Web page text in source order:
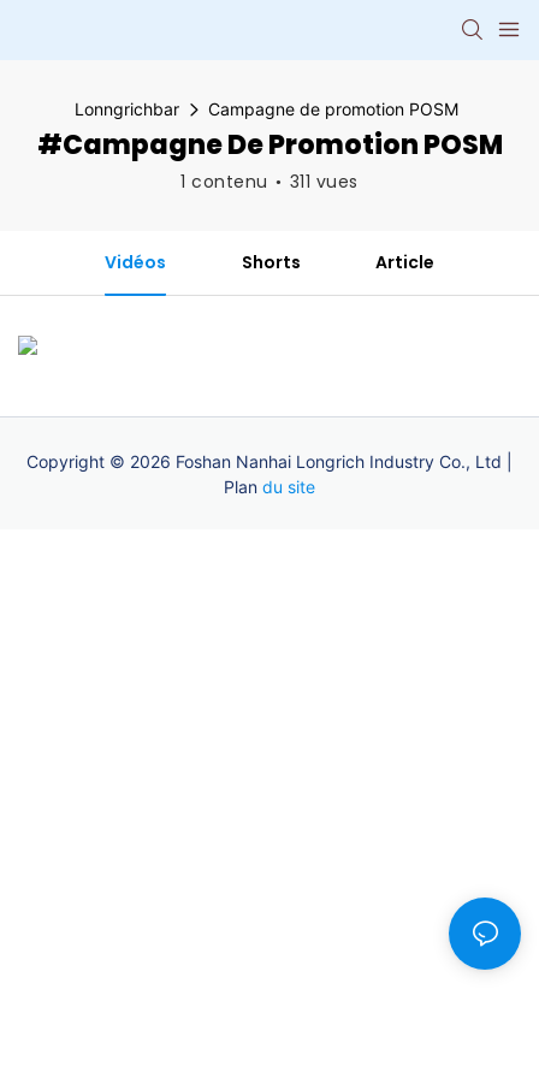
Lonngrichbar Campagne de promotion POSM
#Campagne De Promotion POSM
1 contenu 311 vues
Vidéos Shorts Article
Copyright © 2026 Foshan Nanhai Longrich Industry Co., Ltd |
Plan du site